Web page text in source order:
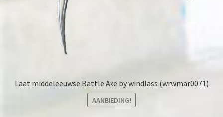
Laat middeleeuwse Battle Axe by windlass (wrwmar0071)
AANBIEDING!